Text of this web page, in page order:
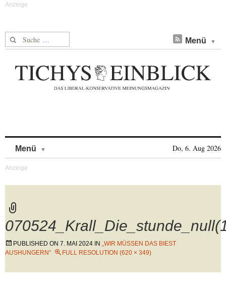
Suche nach: Menü
Menü Do, 6. Aug 2026
PUBLISHED ON 7. MAI 2024 IN „WIR MÜSSEN DAS BIEST
AUSHUNGERN“
FULL RESOLUTION (620 × 349)